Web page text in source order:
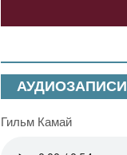
АУДИОЗАПИСИ
Гильм Камай